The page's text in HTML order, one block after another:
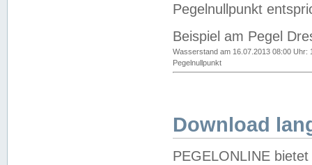
Pegelnullpunkt
Beispiel am Pegel
Wasserstand am 16.07.2013 08:00 Uhr:
Pegelnullpunkt
Download
PEGELONLINE